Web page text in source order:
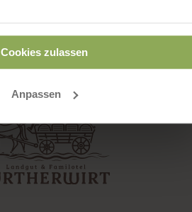
Cookies zulassen
Anpassen